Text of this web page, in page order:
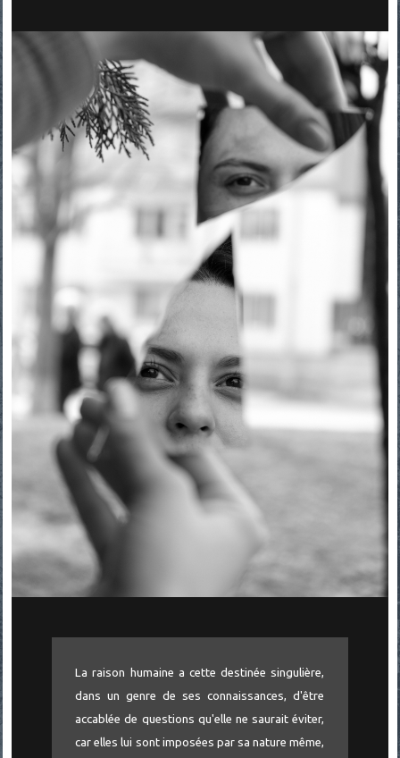
La raison humaine a cette destinée singulière,
dans un genre de ses connaissances, d'être
accablée de questions qu'elle ne saurait éviter,
car elles lui sont imposées par sa nature même,